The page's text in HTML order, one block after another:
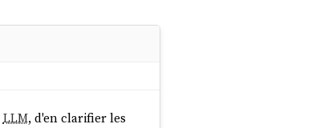
LLM, d'en clarifier les